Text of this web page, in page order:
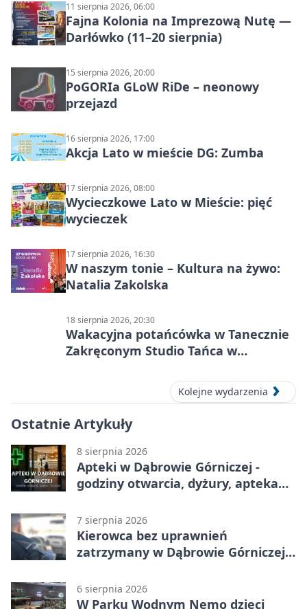
11 sierpnia 2026, 06:00
Fajna Kolonia na Imprezową Nutę —
Darłówko (11–20 sierpnia)
15 sierpnia 2026, 20:00
PoGORIa GLoW RiDe – neonowy
przejazd
16 sierpnia 2026, 17:00
Akcja Lato w mieście DG: Zumba
17 sierpnia 2026, 08:00
Wycieczkowe Lato w Mieście: pięć
wycieczek
17 sierpnia 2026, 16:30
W naszym tonie – Kultura na żywo:
Natalia Zakolska
18 sierpnia 2026, 20:30
Wakacyjna potańcówka w Tanecznie
Zakręconym Studio Tańca w
Kolejne wydarzenia
Ostatnie Artykuły
8 sierpnia 2026
Apteki w Dąbrowie Górniczej -
godziny otwarcia, dyżury, apteka
7 sierpnia 2026
Kierowca bez uprawnień
zatrzymany w Dąbrowie Górniczej.
6 sierpnia 2026
W Parku Wodnym Nemo dzieci